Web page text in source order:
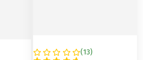
(13)
ITALIEN